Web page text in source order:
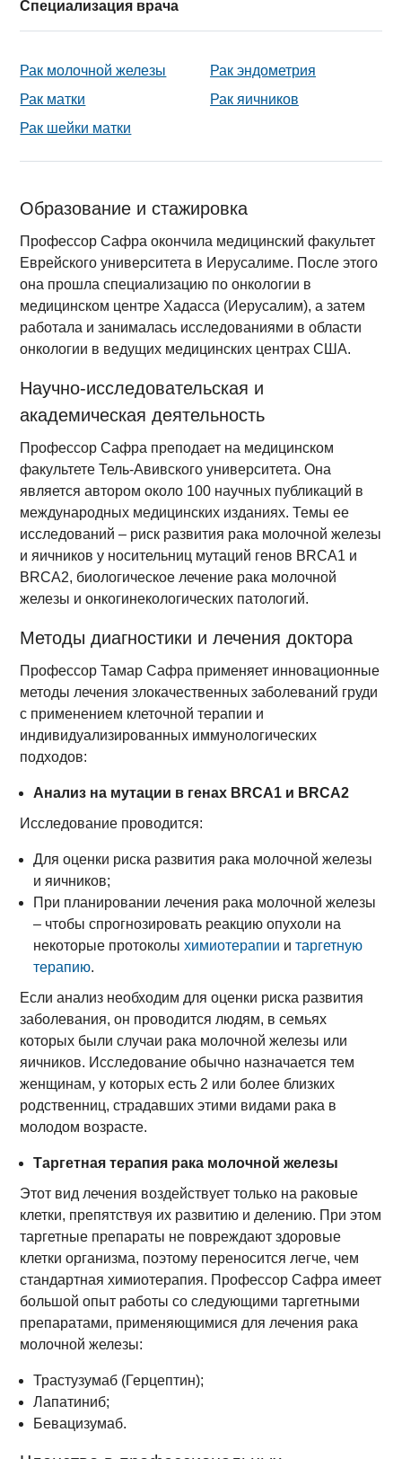
Специализация врача
Рак молочной железы
Рак матки
Рак шейки матки
Рак эндометрия
Рак яичников
Образование и стажировка
Профессор Сафра окончила медицинский факультет
Еврейского университета в Иерусалиме. После этого
она прошла специализацию по онкологии в
медицинском центре Хадасса (Иерусалим), а затем
работала и занималась исследованиями в области
онкологии в ведущих медицинских центрах США.
Научно-исследовательская и
академическая деятельность
Профессор Сафра преподает на медицинском
факультете Тель-Авивского университета. Она
является автором около 100 научных публикаций в
международных медицинских изданиях. Темы ее
исследований – риск развития рака молочной железы
и яичников у носительниц мутаций генов BRCA1 и
BRCA2, биологическое лечение рака молочной
железы и онкогинекологических патологий.
Методы диагностики и лечения доктора
Профессор Тамар Сафра применяет инновационные
методы лечения злокачественных заболеваний груди
с применением клеточной терапии и
индивидуализированных иммунологических
подходов:
Анализ на мутации в генах BRCA1 и BRCA2
Исследование проводится:
Для оценки риска развития рака молочной железы
и яичников;
При планировании лечения рака молочной железы
– чтобы спрогнозировать реакцию опухоли на
некоторые протоколыхимиотерапии итаргетную
терапию.
Если анализ необходим для оценки риска развития
заболевания, он проводится людям, в семьях
которых были случаи рака молочной железы или
яичников. Исследование обычно назначается тем
женщинам, у которых есть 2 или более близких
родственниц, страдавших этими видами рака в
молодом возрасте.
Таргетная терапия рака молочной железы
Этот вид лечения воздействует только на раковые
клетки, препятствуя их развитию и делению. При этом
таргетные препараты не повреждают здоровые
клетки организма, поэтому переносится легче, чем
стандартная химиотерапия. Профессор Сафра имеет
большой опыт работы со следующими таргетными
препаратами, применяющимися для лечения рака
молочной железы:
Трастузумаб (Герцептин);
Лапатиниб;
Бевацизумаб.